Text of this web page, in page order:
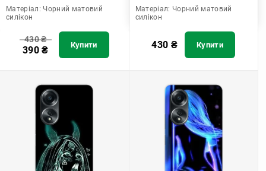
Матеріал: Чорний матовий
силікон
430₴
390₴ Купити
Матеріал: Чорний матовий
силікон
430 ₴ Купити